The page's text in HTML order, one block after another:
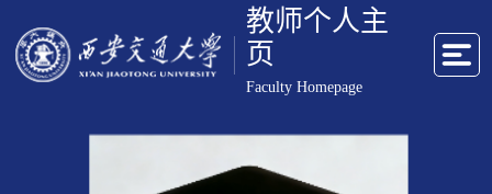
教师个人主
页
Faculty Homepage